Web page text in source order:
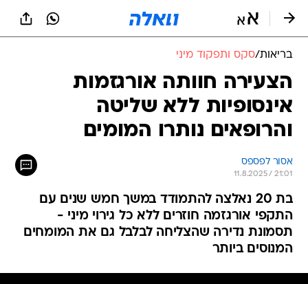
בריאות/סקס ותפקוד מיני
הצעירה חוותה אורגזמות
אינסופיות ללא שליטה
והרופאים נותרו המומים
אסור לפספס
11.8.2025 / 21:01
בת 20 נאלצה להתמודד במשך חמש שנים עם
התקפי אורגזמה חוזרים ללא כל גירוי מיני -
תסמונת נדירה שהצליחה לבלבל גם את המומחים
המנוסים ביותר